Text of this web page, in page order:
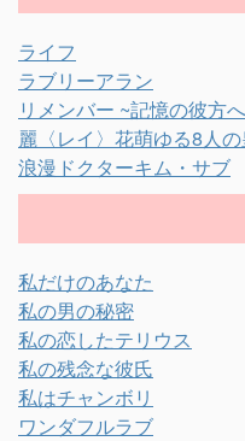
ライフ
ラブリーアラン
リメンバー ~記憶の彼方
麗〈レイ〉花萌ゆる8人
浪漫ドクターキム・サブ
私だけのあなた
私の男の秘密
私の恋したテリウス
私の残念な彼氏
私はチャンボリ
ワンダフルラブ